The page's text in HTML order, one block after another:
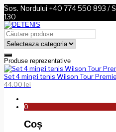
Sos. Nordului +40 774 550 893 /
130
Produse reprezentative
Set 4 mingi tenis Wilson Tour
44.00 lei
0
Coș